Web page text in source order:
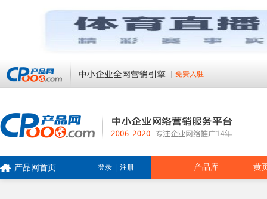
免费入驻
产品网首页 登录 注册 产品库 黄